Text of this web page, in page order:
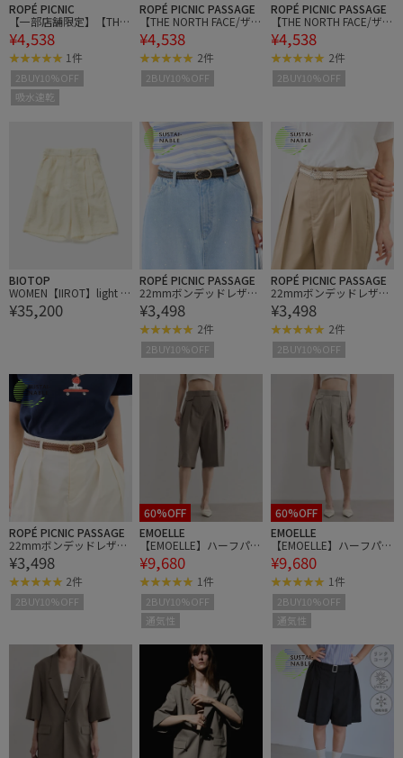
ROPÉ PICNIC
【一部店舗限定】【THE
NORTH FACE】S/S Moun
tain Flower Tee
¥4,538
1件
2BUY10%OFF
吸水速乾
ROPÉ PICNIC PASSAGE
【THE NORTH FACE/ザ・
ノース・フェイス】BRIM
MER HAT
¥4,538
2件
2BUY10%OFF
ROPÉ PICNIC PASSAGE
【THE NORTH FACE/ザ・
ノース・フェイス】BRIM
MER HAT
¥4,538
2件
2BUY10%OFF
BIOTOP
WOMEN【IIROT】light sh
eer half pants
¥35,200
ROPÉ PICNIC PASSAGE
22mmボンデッドレザー
ファイバーメッシュベル
ト
¥3,498
2件
2BUY10%OFF
ROPÉ PICNIC PASSAGE
22mmボンデッドレザー
ファイバーメッシュベル
ト
¥3,498
2件
2BUY10%OFF
ROPÉ PICNIC PASSAGE
22mmボンデッドレザー
ファイバーメッシュベル
ト
¥3,498
2件
2BUY10%OFF
60%OFF
EMOELLE
【EMOELLE】ハーフパン
ツ
¥9,680
1件
2BUY10%OFF
通気性
60%OFF
EMOELLE
【EMOELLE】ハーフパン
ツ
¥9,680
1件
2BUY10%OFF
通気性